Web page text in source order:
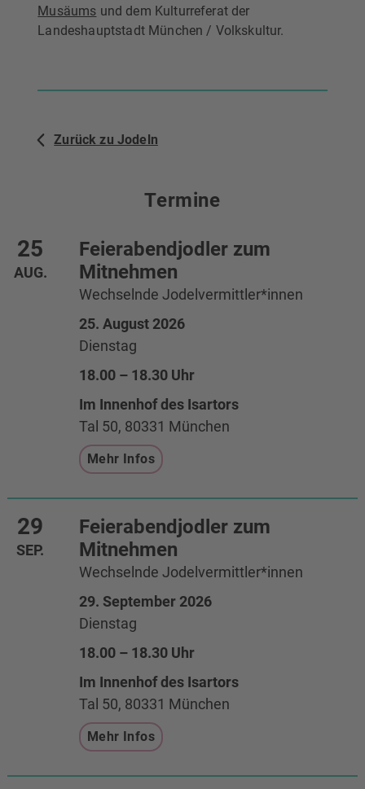
Musäums und dem Kulturreferat der
Landeshauptstadt München / Volkskultur.
Zurück zu Jodeln
Termine
Feierabendjodler zum
Mitnehmen
Wechselnde Jodelvermittler*innen
25
AUG.
25. August 2026
Dienstag
18.00 – 18.30 Uhr
Im Innenhof des Isartors
Tal 50, 80331 München
Mehr Infos
Feierabendjodler zum
Mitnehmen
Wechselnde Jodelvermittler*innen
29
SEP.
29. September 2026
Dienstag
18.00 – 18.30 Uhr
Im Innenhof des Isartors
Tal 50, 80331 München
Mehr Infos